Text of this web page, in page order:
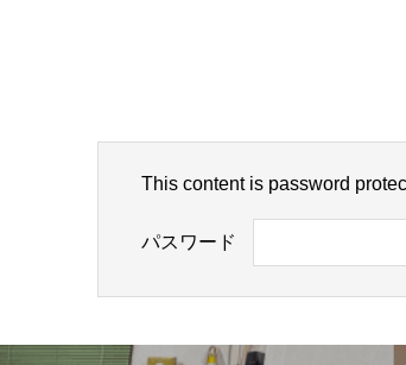
This content is password
パスワード